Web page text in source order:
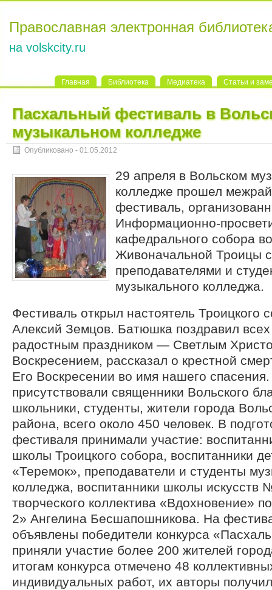
Православная электронная
на volskcity.ru
Главная Библиотека Медиатека Статьи и
Пасхальный фестиваль в
музыкальном колледже
Опубликовано - 01.05.2012
29 апреля в Вольском
колледже прошел
фестиваль,
Информационно-
кафедрального собора
Живоначальной Троицы
преподавателями и
музыкального колледжа.
Фестиваль открыл настоятель Троицкого
Алексий Земцов. Батюшка поздравил
радостным праздником — Светлым
Воскресением, рассказал о крестной
Его Воскресении во имя нашего
присутствовали священники Вольского
школьники, студенты, жители города
района, всего около 450 человек. В
фестиваля принимали участие:
школы Троицкого собора, воспитанники
«Теремок», преподаватели и студенты
колледжа, воспитанники школы искусств
творческого коллектива «Вдохновение»
2» Ангелина Бесшапошникова. На
объявлены победители конкурса
приняли участие более 200 жителей
итогам конкурса отмечено 48
индивидуальных работ, их авторы